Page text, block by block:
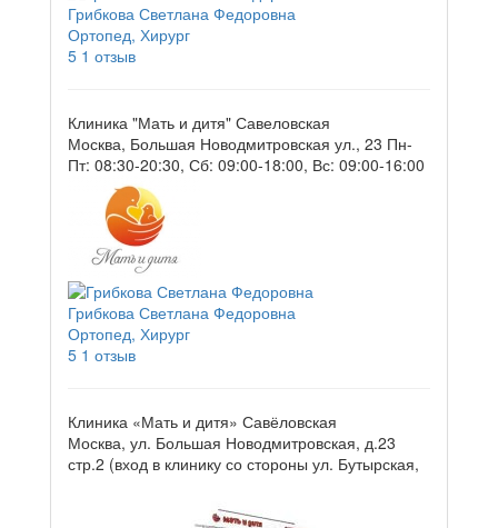
Грибкова Светлана Федоровна
Ортопед, Хирург
5 1 отзыв
Клиника "Мать и дитя" Савеловская
Москва, Большая Новодмитровская ул., 23 Пн-
Пт: 08:30-20:30, Сб: 09:00-18:00, Вс: 09:00-16:00
Грибкова Светлана Федоровна
Ортопед, Хирург
5 1 отзыв
Клиника «Мать и дитя» Савёловская
Москва, ул. Большая Новодмитровская, д.23
стр.2 (вход в клинику со стороны ул. Бутырская,